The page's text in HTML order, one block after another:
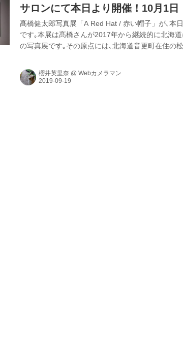
サロンにて本日より開催！10月1日
髙橋健太郎写真展「A Red Hat / 赤い帽子」が､本
です｡本展は髙橋さんが2017年から継続的に北海
の写真展です｡その原点には､北海道音更町在住の
櫻井英里奈 @ Webカメラマン